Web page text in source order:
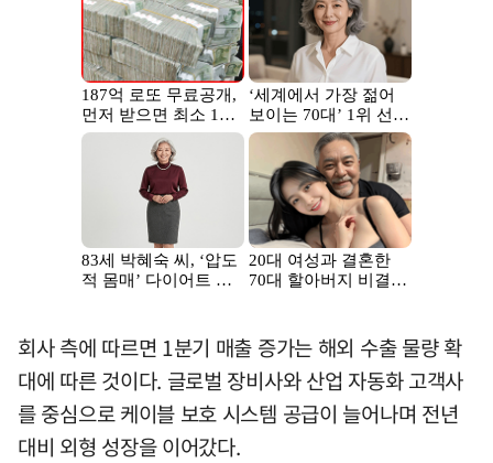
회사 측에 따르면 1분기 매출 증가는 해외 수출 물량 확
대에 따른 것이다. 글로벌 장비사와 산업 자동화 고객사
를 중심으로 케이블 보호 시스템 공급이 늘어나며 전년
대비 외형 성장을 이어갔다.